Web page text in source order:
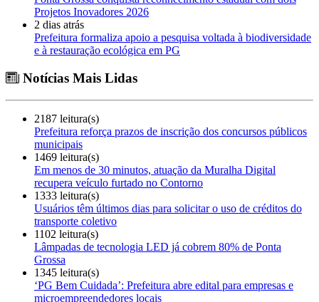
Projetos Inovadores 2026
2 dias atrás
Prefeitura formaliza apoio a pesquisa voltada à biodiversidade
e à restauração ecológica em PG
Notícias Mais Lidas
2187 leitura(s)
Prefeitura reforça prazos de inscrição dos concursos públicos
municipais
1469 leitura(s)
Em menos de 30 minutos, atuação da Muralha Digital
recupera veículo furtado no Contorno
1333 leitura(s)
Usuários têm últimos dias para solicitar o uso de créditos do
transporte coletivo
1102 leitura(s)
Lâmpadas de tecnologia LED já cobrem 80% de Ponta
Grossa
1345 leitura(s)
‘PG Bem Cuidada’: Prefeitura abre edital para empresas e
microempreendedores locais